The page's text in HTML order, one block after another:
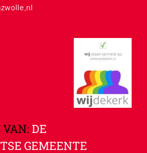
VAN: DE
GEMEENTE